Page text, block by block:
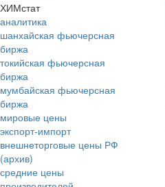
ХИМстат
аналитика
шанхайская фьючерсная
биржа
токийская фьючерсная
биржа
мумбайская фьючерсная
биржа
мировые цены
экспорт-импорт
внешнеторговые цены РФ
(архив)
средние цены